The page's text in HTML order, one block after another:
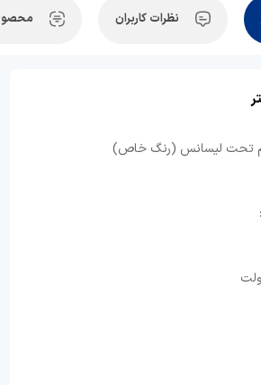
نظرات کاربران
تحت لیسانس (رنگ خاص)